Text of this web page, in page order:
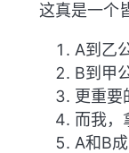
这真是一个
A到乙
B到甲
更重要
而我，
A和B